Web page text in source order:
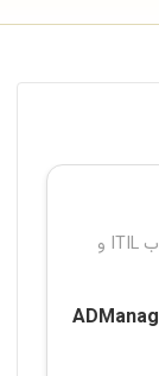
[ مجری تخصصی پیاده‌سازی چارچوب ITIL و